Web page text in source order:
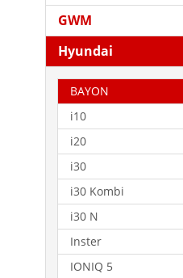
GWM
Hyundai
BAYON
i10
i20
i30
i30 Kombi
i30 N
Inster
IONIQ 5